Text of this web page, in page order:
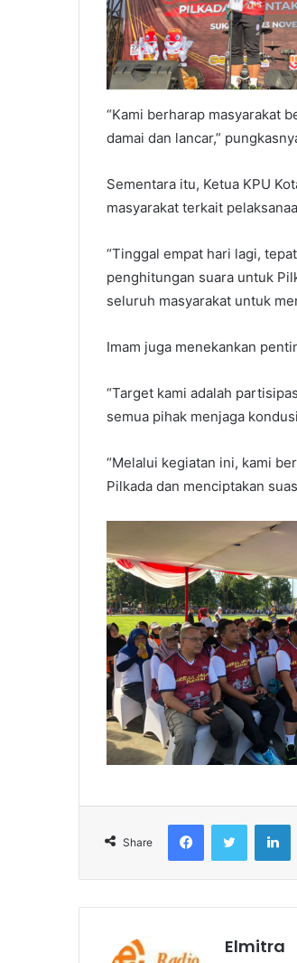
“Kami berharap masyarakat
damai dan lancar,”
Sementara itu, Ketua KPU
masyarakat terkait
“Tinggal empat hari lagi,
penghitungan suara untuk
seluruh masyarakat untuk
Imam juga menekankan
“Target kami adalah
semua pihak menjaga
“Melalui kegiatan ini, kami
Pilkada dan menciptakan
Share
FacebookTwitter
Elmitra